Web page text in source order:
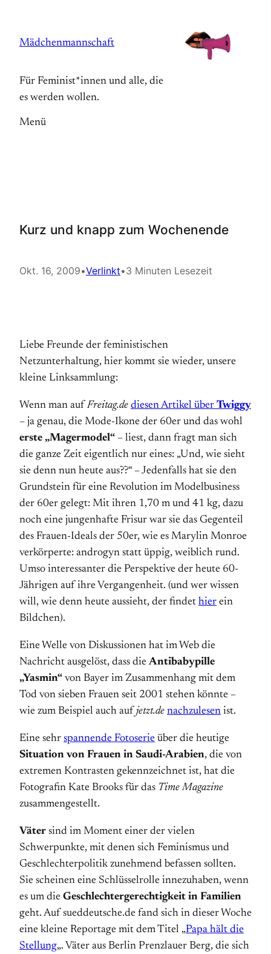
springen
Mädchenmannschaft
Für Feminist*innen und alle, die
es werden wollen.
Menü
Kurz und knapp zum Wochenende
Okt. 16, 2009•Verlinkt•3 Minuten Lesezeit
Liebe Freunde der feministischen
Netzunterhaltung, hier kommt sie wieder, unsere
kleine Linksammlung:
Wenn man auf Freitag.de diesen Artikel über Twiggy
– ja genau, die Mode-Ikone der 60er und das wohl
erste „Magermodel“ – liest, dann fragt man sich
die ganze Zeit eigentlich nur eines: „Und, wie sieht
sie denn nun heute aus??“ – Jedenfalls hat sie den
Grundstein für eine Revolution im Modelbusiness
der 60er gelegt: Mit ihren 1,70 m und 41 kg, dazu
noch eine jungenhafte Frisur war sie das Gegenteil
des Frauen-Ideals der 50er, wie es Marylin Monroe
verkörperte: androgyn statt üppig, weiblich rund.
Umso interessanter die Perspektive der heute 60-
Jährigen auf ihre Vergangenheit. (und wer wissen
will, wie denn heute aussieht, der findet hier ein
Bildchen).
Eine Welle von Diskussionen hat im Web die
Nachricht ausgelöst, dass die Antibabypille
„Yasmin“ von Bayer im Zusammenhang mit dem
Tod von sieben Frauen seit 2001 stehen könnte –
wie zum Beispiel auch auf jetzt.de nachzulesen ist.
Eine sehr spannende Fotoserie über die heutige
Situation von Frauen in Saudi-Arabien, die von
extremen Kontrasten gekennzeichnet ist, hat die
Fotografin Kate Brooks für das Time Magazine
zusammengestellt.
Väter sind im Moment einer der vielen
Schwerpunkte, mit denen sich Feminismus und
Geschlechterpolitik zunehmend befassen sollten.
Sie scheinen eine Schlüsselrolle innezuhaben, wenn
es um die Geschlechtergerechtigkeit in Familien
geht. Auf sueddeutsche.de fand sich in dieser Woche
eine kleine Reportage mit dem Titel „Papa hält die
Stellung„. Väter aus Berlin Prenzlauer Berg, die sich